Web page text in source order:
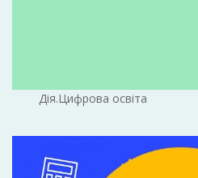
Дія.Цифрова освіта